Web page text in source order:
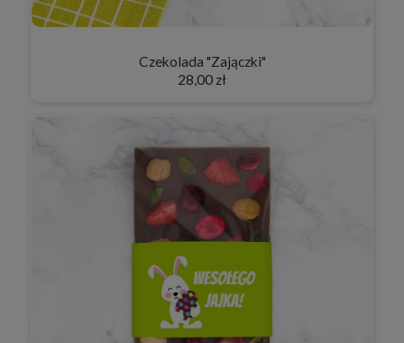
Czekolada "Zajączki"
28,00 zł